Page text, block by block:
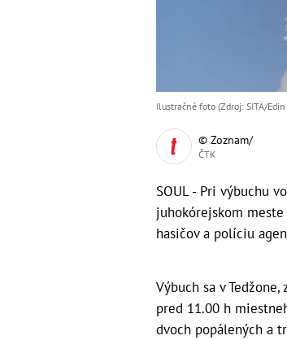
Ilustračné foto (Zdroj: SITA/
© Zoznam/
ČTK
SOUL - Pri výbuchu
juhokórejskom
hasičov a políciu
Výbuch sa v
pred 11.00 h
dvoch popálených a